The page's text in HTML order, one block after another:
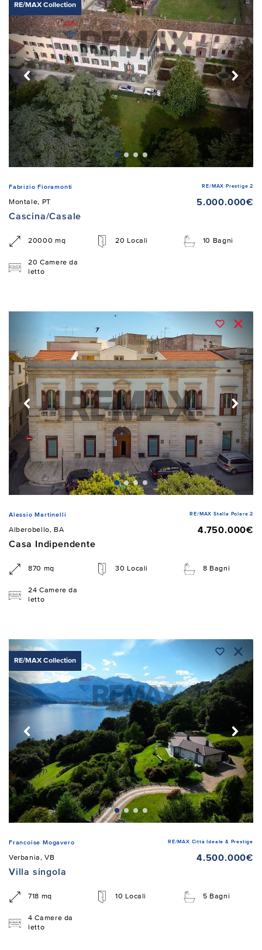
RE/MAX Collection
Fabrizio Fioramonti RE/MAX Prestige 2
Montale, PT
5.000.000€
Cascina/Casale
20000 mq 20 Locali 10 Bagni
20 Camere da
letto
Alessio Martinelli RE/MAX Stella Polare 2
Alberobello, BA
4.750.000€
Casa Indipendente
870 mq 30 Locali 8 Bagni
24 Camere da
letto
RE/MAX Collection
Francoise Mogavero RE/MAX Città Ideale & Prestige
Verbania, VB
4.500.000€
Villa singola
718 mq 10 Locali 5 Bagni
4 Camere da
letto